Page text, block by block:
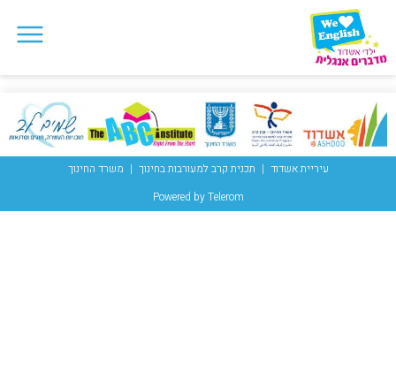
עיריית אשדוד תכנית קרב למעורבות בחינוך
משרד החינוך
Powered by Telerom